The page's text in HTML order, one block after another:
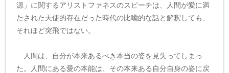
源」に関するアリストファネスのスピーチは、人間が愛に満
たされた天使的存在だった時代の比喩的な話と解釈しても、
それほど突飛ではない。
人間は、自分が本来あるべき本当の姿を見失ってしまっ
た。人間にある愛の本能は、その本来ある自分自身の姿に戻